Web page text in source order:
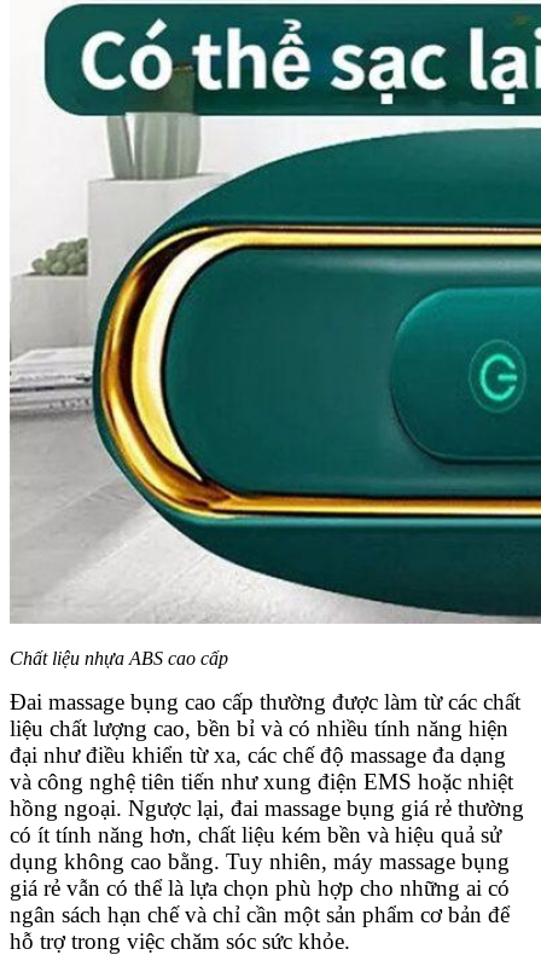
Chất liệu nhựa ABS cao cấp
Đai massage bụng cao cấp thường được làm từ các chất
liệu chất lượng cao, bền bỉ và có nhiều tính năng hiện
đại như điều khiển từ xa, các chế độ massage đa dạng
và công nghệ tiên tiến như xung điện EMS hoặc nhiệt
hồng ngoại. Ngược lại, đai massage bụng giá rẻ thường
có ít tính năng hơn, chất liệu kém bền và hiệu quả sử
dụng không cao bằng. Tuy nhiên, máy massage bụng
giá rẻ vẫn có thể là lựa chọn phù hợp cho những ai có
ngân sách hạn chế và chỉ cần một sản phẩm cơ bản để
hỗ trợ trong việc chăm sóc sức khỏe.